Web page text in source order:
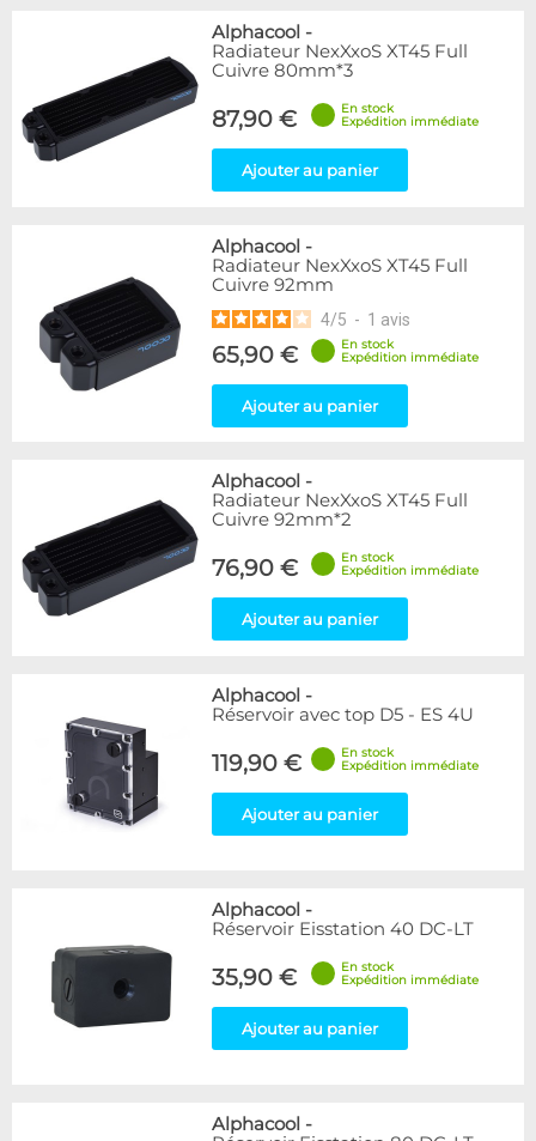
Alphacool -
Radiateur NexXxoS XT45 Full
Cuivre 80mm*3
87,90 €
En stock
Expédition immédiate
Ajouter au panier
Alphacool -
Radiateur NexXxoS XT45 Full
Cuivre 92mm
4/5 - 1 avis
65,90 €
En stock
Expédition immédiate
Ajouter au panier
Alphacool -
Radiateur NexXxoS XT45 Full
Cuivre 92mm*2
76,90 €
En stock
Expédition immédiate
Ajouter au panier
Alphacool -
Réservoir avec top D5 - ES 4U
119,90 €
En stock
Expédition immédiate
Ajouter au panier
Alphacool -
Réservoir Eisstation 40 DC-LT
35,90 €
En stock
Expédition immédiate
Ajouter au panier
Alphacool -